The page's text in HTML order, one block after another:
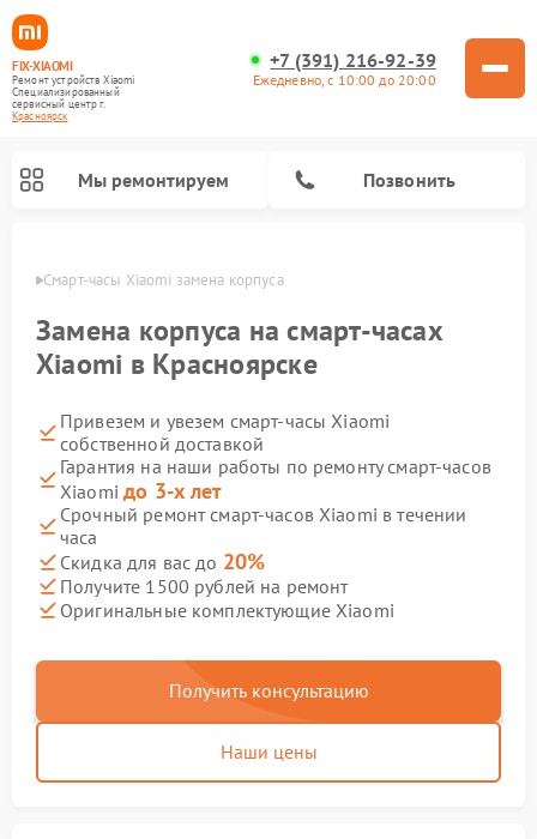
FIX-XIAOMI
Ремонт устройств Xiaomi
Специализированный
cервисный центр г.
Красноярск
+7 (391) 216-92-39
Ежедневно, с 10:00 до 20:00
Мы ремонтируем Позвонить
Смарт-часы Xiaomi замена корпуса
Замена корпуса на смарт-часах
Xiaomi в Красноярске
Привезем и увезем смарт-часы Xiaomi
собственной доставкой
Гарантия на наши работы по ремонту смарт-часов
Xiaomiдо 3-х лет
Срочный ремонт смарт-часов Xiaomi в течении
часа
Скидка для вас до 20%
Получите 1500 рублей на ремонт
Оригинальные комплектующие Xiaomi
Получить консультацию
Наши цены